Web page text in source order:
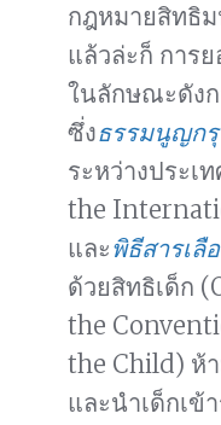
กฎหมายสิทธิ
แล้วล่ะก็ การ
ในลักษณะดัง
ซึ่งธรรมนูญก
ระหว่างประเ
the
และพิธีสารเลื
ด้วยสิทธิเด็ก
the
the Child) ห้
และนำเด็กเข้